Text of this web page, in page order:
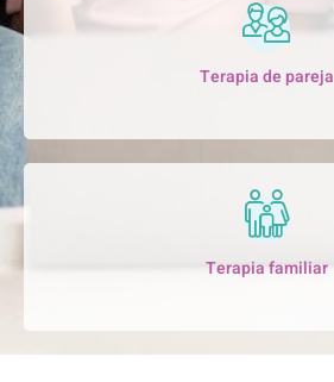
Terapia de pareja
Terapia familiar